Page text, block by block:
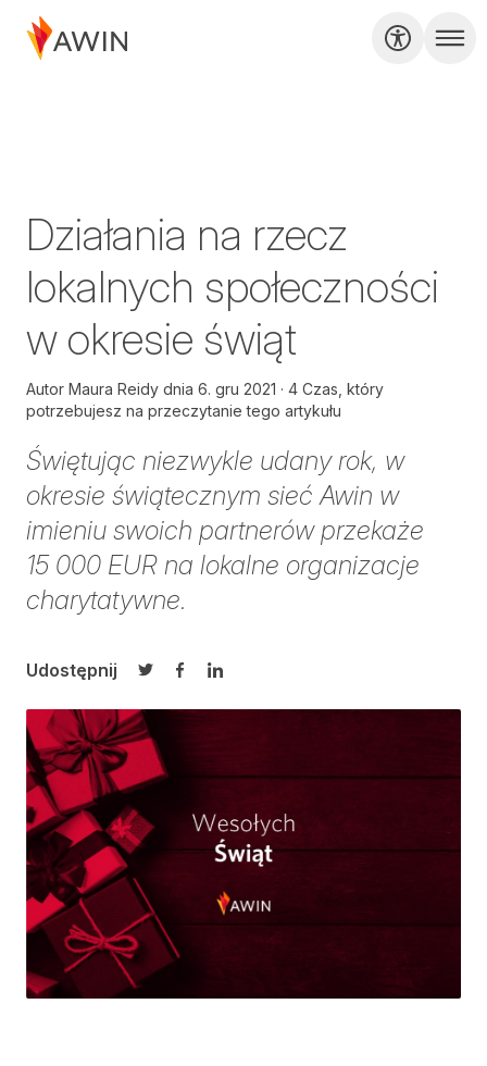
Działania na rzecz
lokalnych społeczności
w okresie świąt
Autor Maura Reidy dnia 6. gru 2021
4 Czas, który
potrzebujesz na przeczytanie tego artykułu
Świętując niezwykle udany rok, w
okresie świątecznym sieć Awin w
imieniu swoich partnerów przekaże
15 000 EUR na lokalne organizacje
charytatywne.
Udostępnij
Udostępnij na Twitterze
Udostępnij na Facebooku
Udostępnij na LinkedIn